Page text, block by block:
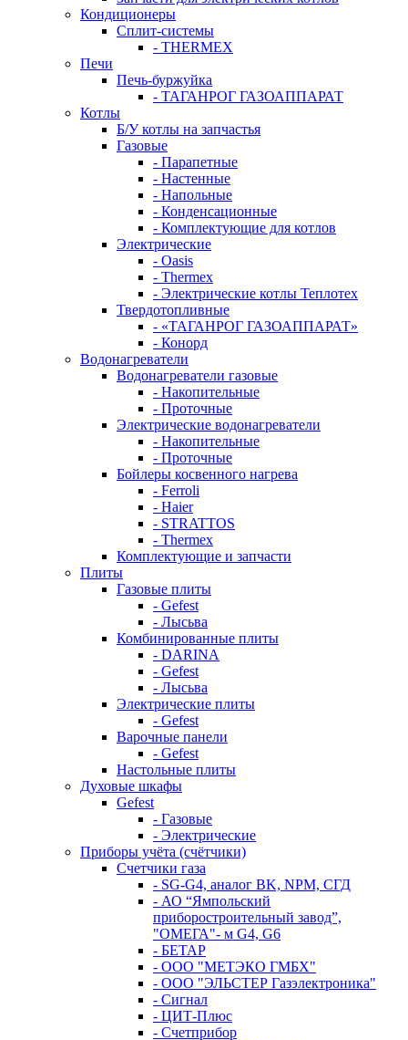
Кондиционеры
Сплит-системы
- THERMEX
Печи
Печь-буржуйка
- ТАГАНРОГ ГАЗОАППАРАТ
Котлы
Б/У котлы на запчастья
Газовые
- Парапетные
- Настенные
- Напольные
- Конденсационные
- Комплектующие для котлов
Электрические
- Oasis
- Thermex
- Электрические котлы Теплотех
Твердотопливные
- «ТАГАНРОГ ГАЗОАППАРАТ»
- Конорд
Водонагреватели
Водонагреватели газовые
- Накопительные
- Проточные
Электрические водонагреватели
- Накопительные
- Проточные
Бойлеры косвенного нагрева
- Ferroli
- Haier
- STRATTOS
- Thermex
Комплектующие и запчасти
Плиты
Газовые плиты
- Gefest
- Лысьва
Комбинированные плиты
- DARINA
- Gefest
- Лысьва
Электрические плиты
- Gefest
Варочные панели
- Gefest
Настольные плиты
Духовые шкафы
Gefest
- Газовые
- Электрические
Приборы учёта (счётчики)
Счетчики газа
- SG-G4, аналог BK, NPM, СГД
- АО “Ямпольский
приборостроительный завод”,
"ОМЕГА"- м G4, G6
- БЕТАР
- ООО "МЕТЭКО ГМБХ"
- ООО "ЭЛЬСТЕР Газэлектроника"
- Сигнал
- ЦИТ-Плюс
- Счетприбор